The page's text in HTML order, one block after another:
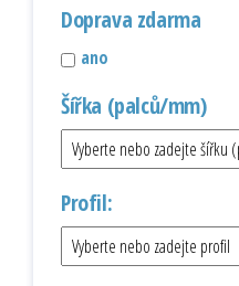
Doprava zdarma
ano
Šířka (palců/mm)
Profil: